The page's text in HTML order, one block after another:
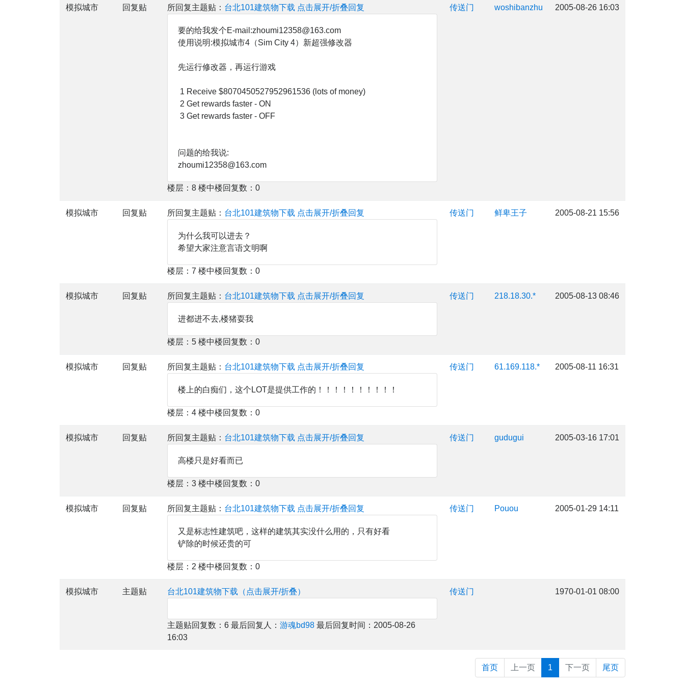
模拟城市 回复贴 所回复主题贴： 台北101建筑物下载 点击展开/折叠回复
要的给我发个E-mail:zhoumi12358@163.com
使用说明:模拟城市4（Sim City 4）新超强修改器
先运行修改器，再运行游戏
1 Receive $8070450527952961536 (lots of money)
2 Get rewards faster - ON
3 Get rewards faster - OFF
问题的给我说:
zhoumi12358@163.com
楼层：8 楼中楼回复数：0
传送门 woshibanzhu 2005-08-26 16:03
模拟城市 回复贴 所回复主题贴： 台北101建筑物下载 点击展开/折叠回复
为什么我可以进去？
希望大家注意言语文明啊
楼层：7 楼中楼回复数：0
传送门 鲜卑王子 2005-08-21 15:56
模拟城市 回复贴 所回复主题贴： 台北101建筑物下载 点击展开/折叠回复
进都进不去,楼猪耍我
楼层：5 楼中楼回复数：0
传送门 218.18.30.* 2005-08-13 08:46
模拟城市 回复贴 所回复主题贴： 台北101建筑物下载 点击展开/折叠回复
楼上的白痴们，这个LOT是提供工作的！！！！！！！！！！
楼层：4 楼中楼回复数：0
传送门 61.169.118.* 2005-08-11 16:31
模拟城市 回复贴 所回复主题贴： 台北101建筑物下载 点击展开/折叠回复
高楼只是好看而已
楼层：3 楼中楼回复数：0
传送门 gudugui 2005-03-16 17:01
模拟城市 回复贴 所回复主题贴： 台北101建筑物下载 点击展开/折叠回复
又是标志性建筑吧，这样的建筑其实没什么用的，只有好看
铲除的时候还贵的可
楼层：2 楼中楼回复数：0
传送门 Pouou 2005-01-29 14:11
模拟城市 主题贴 台北101建筑物下载（点击展开/折叠）
主题贴回复数：6 最后回复人： 游魂bd98 最后回复时间：2005-08-26
16:03
传送门 1970-01-01 08:00
首页 上一页 1 下一页 尾页